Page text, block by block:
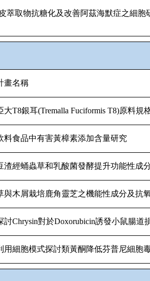
萃取物抗糖化及改善阿茲海默症之細胞
畫名稱
大T8銀耳(Tremalla Fuciformis T8)原料規
料食品中有害黃樟素添加含量研究
渣經蛹蟲草和乳酸菌發酵提升功能性成
與木屑栽培鹿角靈芝之機能性成分及抗
討Chrysin對於Doxorubicin誘發小鼠腸道
用細胞模式探討類黃酮降低芬普尼細胞